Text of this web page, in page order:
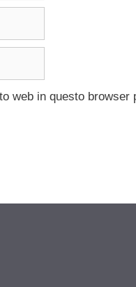
web in questo